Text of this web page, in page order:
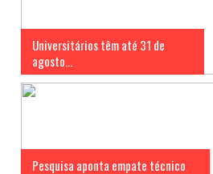
Universitários têm até 31 de
agosto...
Pesquisa aponta empate técnico